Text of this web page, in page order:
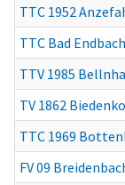
TTC 1952
TTC Bad Endbach
TTV 1985
TV 1862
TTC 1969
FV 09